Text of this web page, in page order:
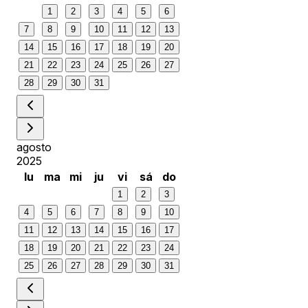
1 2 3 4 5
6
7
8 9 10 11 12
13
14
15 16 17 18 19
20
21
22 23 24 25 26
27
28
29 30 31
agosto
2025
lu
ma mi ju vi sá do
1 2
3
4
5 6 7 8 9
10
11
12 13 14 15 16
17
18
19 20 21 22 23
24
25
26 27 28 29 30 31